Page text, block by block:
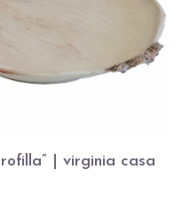
| virginia casa